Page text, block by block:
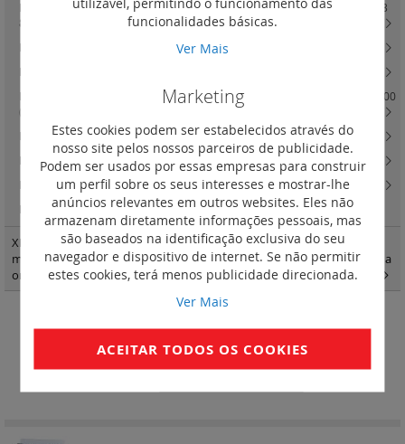
Extra-planos para terminais
Definir
Ordenação
Repartição horizontal HX3 até 400 A em quadros e armários XL3 400, XL3
800 e XL3 4000
Repartição vertical VX3 até 400 A em armário XL3 400
Repartição vertical VX3 até 800 A em armário XL3 800 e XL3 4000
HX3 / VX3 Repartição horizontal e vertical até 3200 A em quadros XL3 4000
(32)
Kits de ligação VX3 até 4000 A para quadros XL3 4000(23)
Reparticão IS horizontal HX3 IS até 125 A em armários XL3 4000
Reparticão IS vertical VX3 IS até 2000 A em armários XL3 4000 (54)
HX3
(0)
XL3 quadros e armáriosXL3 400 - acessórios de fixação e painéis para
montagem modular Vistop até 160 A DPX3 160 e 250 e DPX-IS em calha
omega(1)
funcionalidades básicas.
Ver Mais
Marketing
Estes cookies podem ser estabelecidos através do
nosso site pelos nossos parceiros de publicidade.
Podem ser usados por essas empresas para construir
um perfil sobre os seus interesses e mostrar-lhe
anúncios relevantes em outros websites. Eles não
armazenam diretamente informações pessoais, mas
são baseados na identificação exclusiva do seu
navegador e dispositivo de internet. Se não permitir
estes cookies, terá menos publicidade direcionada.
Ver Mais
ACEITAR TODOS OS COOKIES